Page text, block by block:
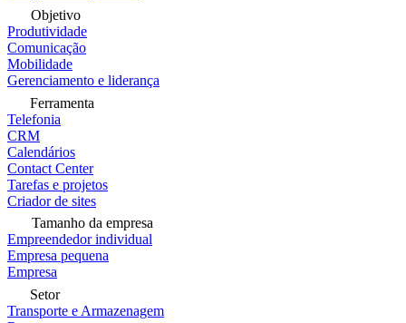
Objetivo
Produtividade
Comunicação
Mobilidade
Gerenciamento e liderança
Ferramenta
Telefonia
CRM
Calendários
Contact Center
Tarefas e projetos
Criador de sites
Tamanho da empresa
Empreendedor individual
Empresa pequena
Empresa
Setor
Transporte e Armazenagem